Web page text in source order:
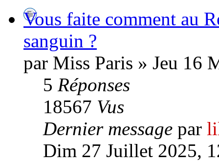
Vous faite comment au
sanguin ?
par Miss Paris » Jeu 16
5 Réponses
18567 Vus
Dernier message par
Dim 27 Juillet 2025,